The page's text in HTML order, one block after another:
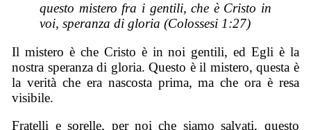
questo mistero fra i gentili, che è Cristo in
voi, speranza di gloria (Colossesi 1:27)
Il mistero è che Cristo è in noi gentili, ed Egli è la
nostra speranza di gloria. Questo è il mistero, questa è
la verità che era nascosta prima, ma che ora è resa
visibile.
Fratelli e sorelle, per noi che siamo salvati, questo